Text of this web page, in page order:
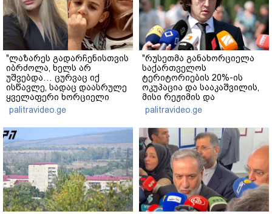
"ლაზარეს გადარჩენისთვის
იბრძოლა, ხელს არ
უშვებდა… ცურვაც იქ
ისწავლე, სადაც დაასრულე
ყველაფერი ხორციელი
ცხოვრებიდან" – რას წერს
ხობში დაღუპული დედა-
შვილის ახლობელი?
palitravideo.ge
"რუსეთმა განახორციელა
საქართველოს
ტერიტორიების 20%-ის
ოკუპაცია და სააკაშვილის,
მისი რეჟიმის და
"ნაცმოძრაობის" ღალატი
ვერანაირად ვერ
გადაფარავს ამ
დანაშაულს" - ირაკლი
კობახიძე
palitravideo.ge